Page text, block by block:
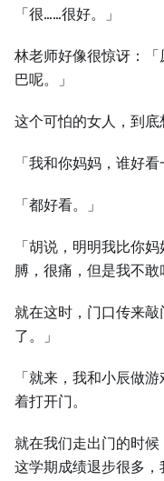
「很……很好。」
林老师好像很惊讶：
巴呢。」
这个可怕的女人，到底
「我和你妈妈，谁好看
「都好看。」
「胡说，明明我比你
膊，很痛，但是我不敢
就在这时，门口传来
了。」
「就来，我和小辰做
着打开门。
就在我们走出门的时
这学期成绩退步很多